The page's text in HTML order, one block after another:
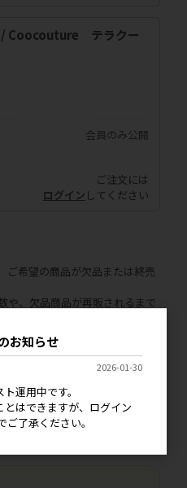
/ Coocouture テラクー
会員のみ公開
ご注文には
ログイン してください
ご希望の商品が欠品または終売
や、欠品商品が再販されるまで
カー・ブランド一覧はこちら
て、お取り扱いいただく際に
ております。
問い合わせください。
断転載及び複製等はご遠慮くだ
お知らせ
2026-01-30
運用中です。
はできますが、ログイン
了承ください。